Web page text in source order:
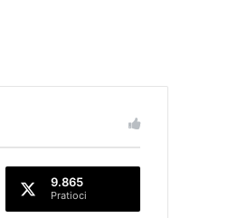
9.865
Pratioci